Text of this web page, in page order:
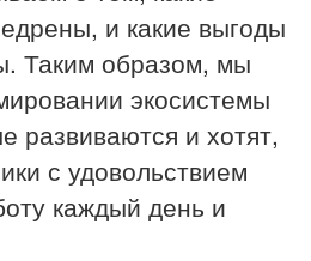
и какие выгоды
Таким образом, мы
экосистемы
развиваются и хотят,
с удовольствием
каждый день и